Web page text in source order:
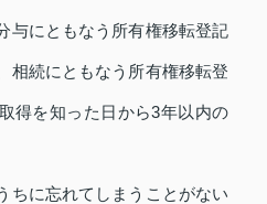
与にともなう所有権移転登記
相続にともなう所有権移転登
得を知った日から3年以内の
ちに忘れてしまうことがない